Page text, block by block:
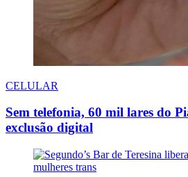
CELULAR
Sem telefonia, 60 mil lares do
exclusão digital